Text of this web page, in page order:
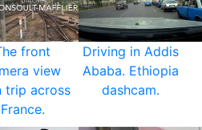
front
view
trip across
France.
Driving in Addis
Ababa. Ethiopia
dashcam.